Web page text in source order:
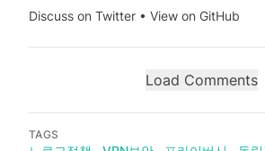
Discuss on Twitter • View on GitHub
Load Comments
TAGS